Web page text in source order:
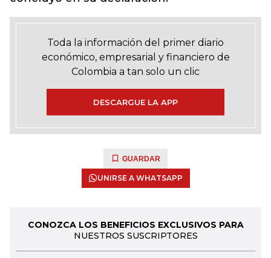
Toda la información del primer diario
económico, empresarial y financiero de
Colombia a tan solo un clic
DESCARGUE LA APP
GUARDAR
UNIRSE A WHATSAPP
CONOZCA LOS BENEFICIOS EXCLUSIVOS PARA
NUESTROS SUSCRIPTORES